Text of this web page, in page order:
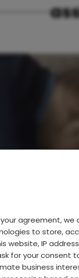
agreement, we
to store,
website, IP
for your consent
business